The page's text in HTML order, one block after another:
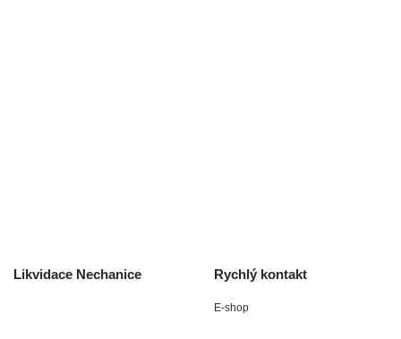
Likvidace Nechanice Rychlý kontakt
E-shop